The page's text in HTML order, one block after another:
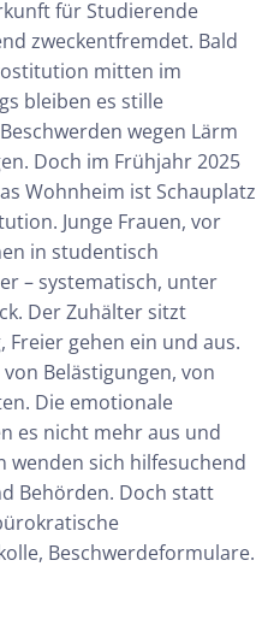
für Studierende
zweckentfremdet. Bald
mitten im
bleiben es stille
wegen Lärm
Doch im Frühjahr 2025
Wohnheim ist Schauplatz
Junge Frauen, vor
in studentisch
– systematisch, unter
DerZuhälter sitzt
Freier gehen ein und aus.
Belästigungen, von
Die emotionale
es nicht mehr aus und
wenden sich hilfesuchend
Behörden. Doch statt
Beschwerdeformulare.